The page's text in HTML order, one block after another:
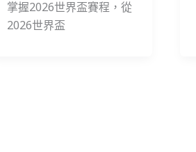
掌握2026世界盃賽程，從
2026世界盃